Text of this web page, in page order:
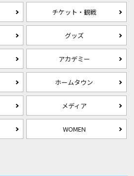
チケット・観戦
グッズ
アカデミー
ホームタウン
メディア
WOMEN